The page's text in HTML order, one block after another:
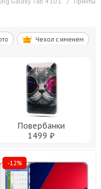
Чехол c именем
Повербанки
1499 ₽
-12%